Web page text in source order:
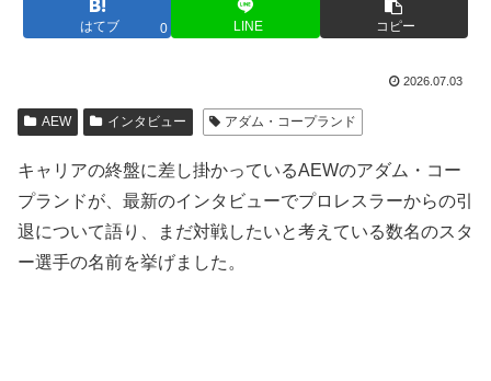
はてブ 0 LINE コピー
2026.07.03
AEW インタビュー アダム・コープランド
キャリアの終盤に差し掛かっているAEWのアダム・コー
プランドが、最新のインタビューでプロレスラーからの引
退について語り、まだ対戦したいと考えている数名のスタ
ー選手の名前を挙げました。